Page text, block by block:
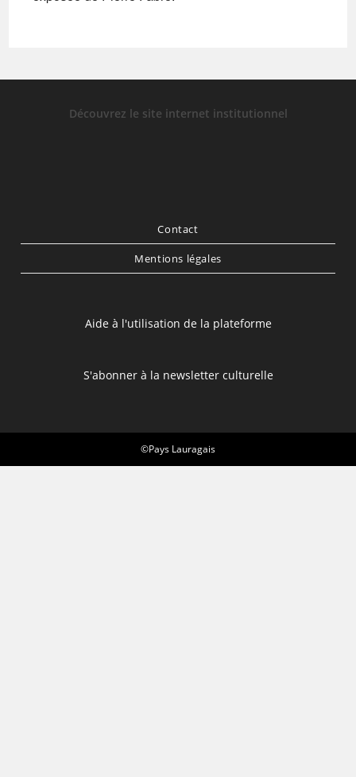
Découvrez le site internet institutionnel
Contact
Mentions légales
Aide à l'utilisation de la plateforme
S'abonner à la newsletter culturelle
©Pays Lauragais